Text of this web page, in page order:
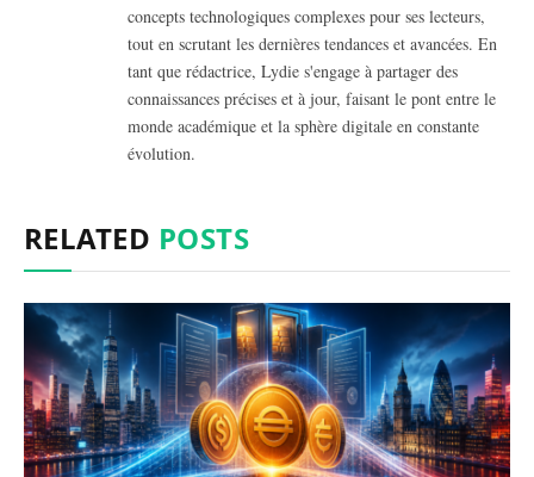
concepts technologiques complexes pour ses lecteurs,
tout en scrutant les dernières tendances et avancées. En
tant que rédactrice, Lydie s'engage à partager des
connaissances précises et à jour, faisant le pont entre le
monde académique et la sphère digitale en constante
évolution.
RELATED POSTS